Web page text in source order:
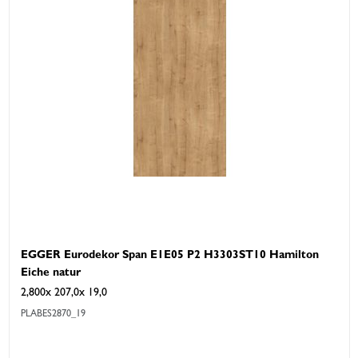
EGGER Eurodekor Span E1E05 P2 H3303ST10 Hamilton
Eiche natur
2,800x 207,0x 19,0
PLABES2870_19